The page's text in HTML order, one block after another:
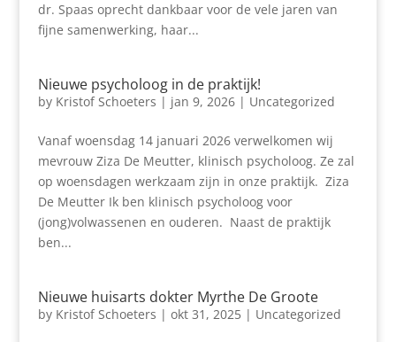
dr. Spaas oprecht dankbaar voor de vele jaren van
fijne samenwerking, haar...
Nieuwe psycholoog in de praktijk!
by Kristof Schoeters | jan 9, 2026| Uncategorized
Vanaf woensdag 14 januari 2026 verwelkomen wij
mevrouw Ziza De Meutter, klinisch psycholoog. Ze zal
op woensdagen werkzaam zijn in onze praktijk. Ziza
De Meutter Ik ben klinisch psycholoog voor
(jong)volwassenen en ouderen. Naast de praktijk
ben...
Nieuwe huisarts dokter Myrthe De Groote
by Kristof Schoeters | okt 31, 2025| Uncategorized